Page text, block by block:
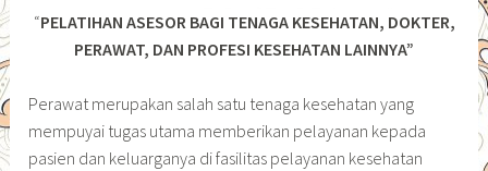
“PELATIHAN ASESOR BAGI TENAGA KESEHATAN, DOKTER,
PERAWAT, DAN PROFESI KESEHATAN LAINNYA”
Perawat merupakan salah satu tenaga kesehatan yang
mempuyai tugas utama memberikan pelayanan kepada
pasien dan keluarganya di fasilitas pelayanan kesehatan